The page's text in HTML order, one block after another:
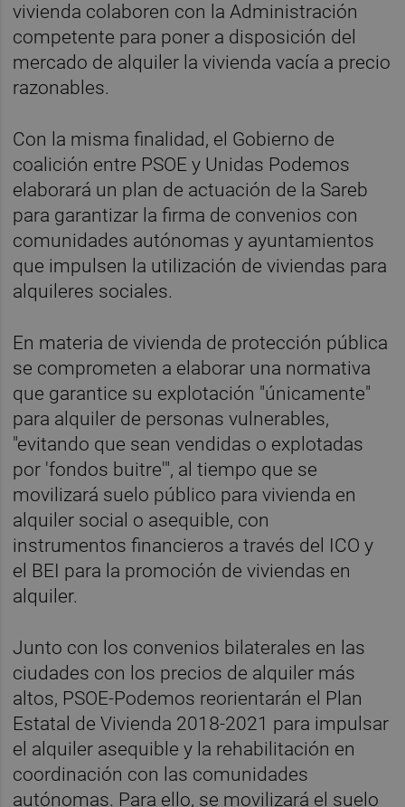
vivienda colaboren con la Administración
competente para poner a disposición del
mercado de alquiler la vivienda vacía a precio
razonables.
Con la misma finalidad, el Gobierno de
coalición entre PSOE y Unidas Podemos
elaborará un plan de actuación de la Sareb
para garantizar la firma de convenios con
comunidades autónomas y ayuntamientos
que impulsen la utilización de viviendas para
alquileres sociales.
En materia de vivienda de protección pública
se comprometen a elaborar una normativa
que garantice su explotación "únicamente"
para alquiler de personas vulnerables,
"evitando que sean vendidas o explotadas
por 'fondos buitre'", al tiempo que se
movilizará suelo público para vivienda en
alquiler social o asequible, con
instrumentos financieros a través del ICO y
el BEI para la promoción de viviendas en
alquiler.
Junto con los convenios bilaterales en las
ciudades con los precios de alquiler más
altos, PSOE-Podemos reorientarán el Plan
Estatal de Vivienda 2018-2021 para impulsar
el alquiler asequible y la rehabilitación en
coordinación con las comunidades
autónomas. Para ello, se movilizará el suelo